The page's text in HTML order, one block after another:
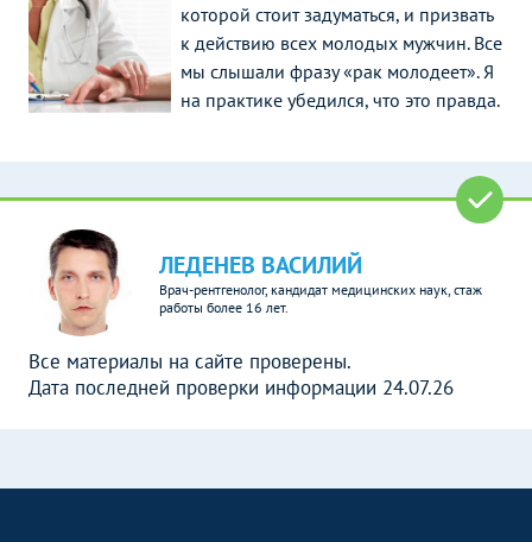
которой стоит задуматься, и призвать
к действию всех молодых мужчин. Все
мы слышали фразу «рак молодеет». Я
на практике убедился, что это правда.
ЛЕДЕНЕВ ВАСИЛИЙ
Врач-рентгенолог, кандидат медицинских наук, стаж
работы более 16 лет.
Все материалы на сайте проверены.
Дата последней проверки информации 24.07.26